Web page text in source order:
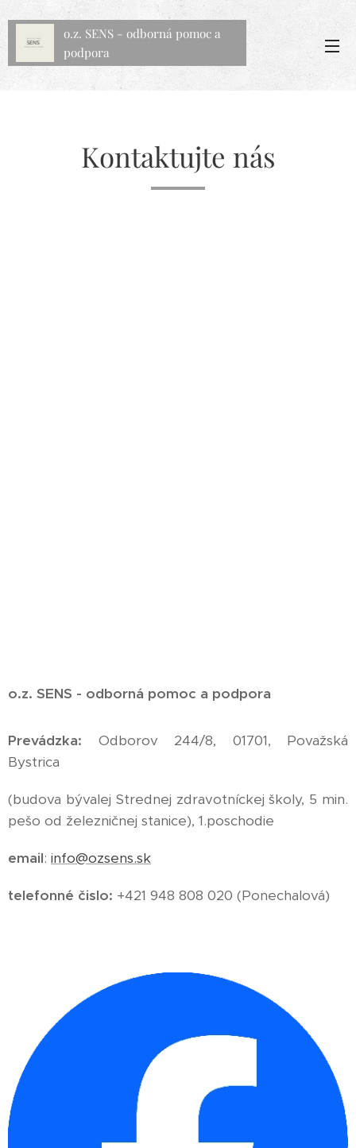
o.z. SENS - odborná pomoc a
podpora
Kontaktujte nás
o.z. SENS - odborná pomoc a podpora
Prevádzka: Odborov 244/8, 01701, Považská
Bystrica
(budova bývalej Strednej zdravotníckej školy, 5 min.
pešo od železničnej stanice), 1.poschodie
email: info@ozsens.sk
telefonné čislo: +421 948 808 020 (Ponechalová)